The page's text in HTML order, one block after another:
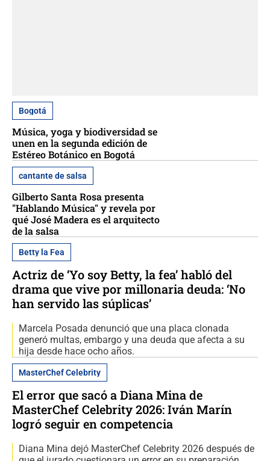
Bogotá
Música, yoga y biodiversidad se
unen en la segunda edición de
Estéreo Botánico en Bogotá
cantante de salsa
Gilberto Santa Rosa presenta
"Hablando Música" y revela por
qué José Madera es el arquitecto
de la salsa
Betty la Fea
Actriz de ‘Yo soy Betty, la fea’ habló del
drama que vive por millonaria deuda: ‘No
han servido las súplicas’
Marcela Posada denunció que una placa clonada
generó multas, embargo y una deuda que afecta a su
hija desde hace ocho años.
MasterChef Celebrity
El error que sacó a Diana Mina de
MasterChef Celebrity 2026: Iván Marín
logró seguir en competencia
Diana Mina dejó MasterChef Celebrity 2026 después de